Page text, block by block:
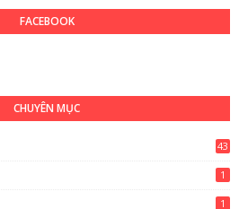
FACEBOOK
CHUYÊN MỤC
43
1
1